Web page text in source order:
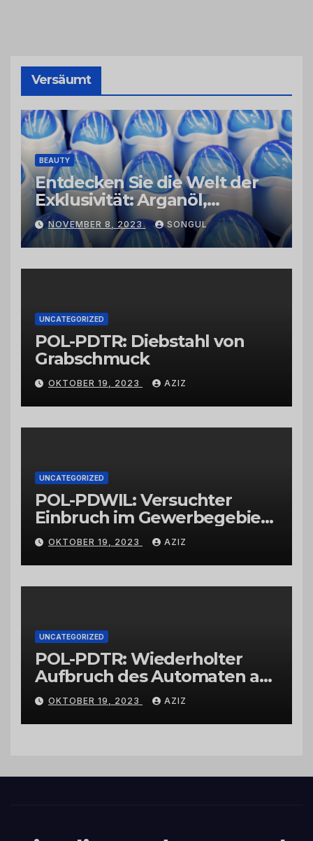
Versäumt
BEAUTY
Entdecken Sie die Welt der
Exklusivität: Arganöl,
Kaktusfeigenkernöl und
Schwarzkümmelöl von
vertrauenswürdigen
Großhändlern und Anbietern
NOVEMBER 8, 2023 SONGUL
UNCATEGORIZED
POL-PDTR: Diebstahl von
Grabschmuck
OKTOBER 19, 2023 AZIZ
UNCATEGORIZED
POL-PDWIL: Versuchter
Einbruch im Gewerbegebiet
Wittlich
OKTOBER 19, 2023 AZIZ
UNCATEGORIZED
POL-PDTR: Wiederholter
Aufbruch des Automaten am
Wohnmobilstellplatz in
Hermeskeil am Labachweg
OKTOBER 19, 2023 AZIZ